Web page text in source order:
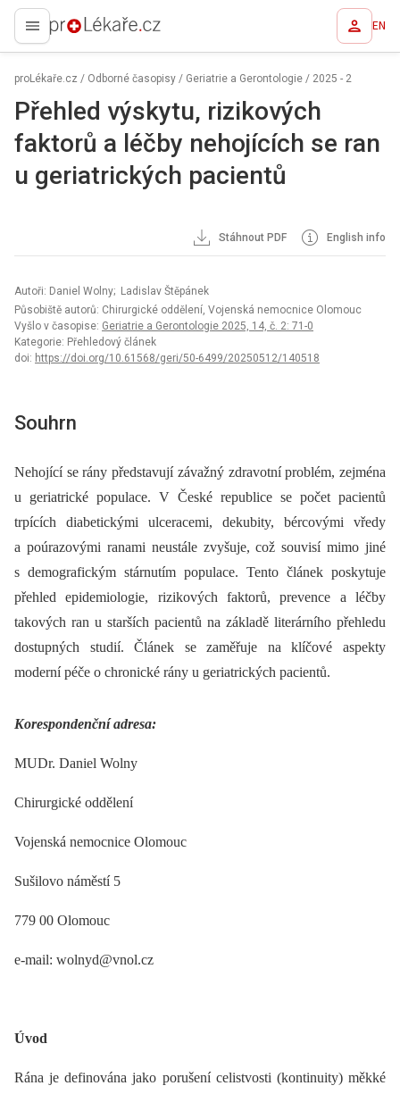
proLékaře.cz EN
proLékaře.cz / Odborné časopisy / Geriatrie a Gerontologie / 2025 - 2
Přehled výskytu, rizikových
faktorů a léčby nehojících se ran
u geriatrických pacientů
Stáhnout PDF English info
Autoři: Daniel Wolny; Ladislav Štěpánek
Působiště autorů: Chirurgické oddělení, Vojenská nemocnice Olomouc
Vyšlo v časopise: Geriatrie a Gerontologie 2025, 14, č. 2: 71-0
Kategorie: Přehledový článek
doi: https://doi.org/10.61568/geri/50-6499/20250512/140518
Souhrn
Nehojící se rány představují závažný zdravotní problém, zejména
u geriatrické populace. V České republice se počet pacientů
trpících diabetickými ulceracemi, dekubity, bércovými vředy
a poúrazovými ranami neustále zvyšuje, což souvisí mimo jiné
s demografickým stárnutím populace. Tento článek poskytuje
přehled epidemiologie, rizikových faktorů, prevence a léčby
takových ran u starších pacientů na základě literárního přehledu
dostupných studií. Článek se zaměřuje na klíčové aspekty
moderní péče o chronické rány u geriatrických pacientů.
Korespondenční adresa:
MUDr. Daniel Wolny
Chirurgické oddělení
Vojenská nemocnice Olomouc
Sušilovo náměstí 5
779 00 Olomouc
e-mail: wolnyd@vnol.cz
Úvod
Rána je definována jako porušení celistvosti (kontinuity) měkké